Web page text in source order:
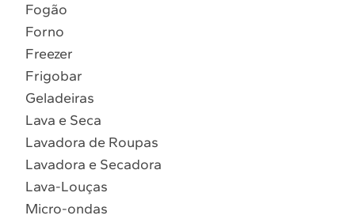
Localizar assistência técnica
9º Combos
Fogão
Forno
Freezer
Frigobar
Geladeiras
Lava e Seca
Lavadora de Roupas
Lavadora e Secadora
Lava-Louças
Micro-ondas